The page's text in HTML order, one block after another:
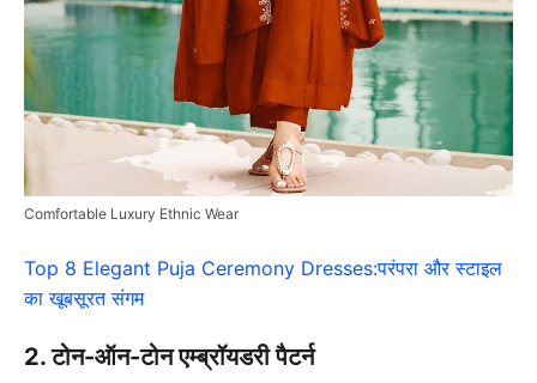
Comfortable Luxury Ethnic Wear
Top 8 Elegant Puja Ceremony Dresses:परंपरा और स्टाइल
का खूबसूरत संगम
2. टोन-ऑन-टोन एम्ब्रॉयडरी पैटर्न